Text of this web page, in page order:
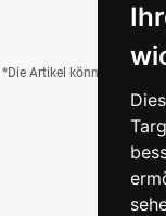
*Die Artikel können durch